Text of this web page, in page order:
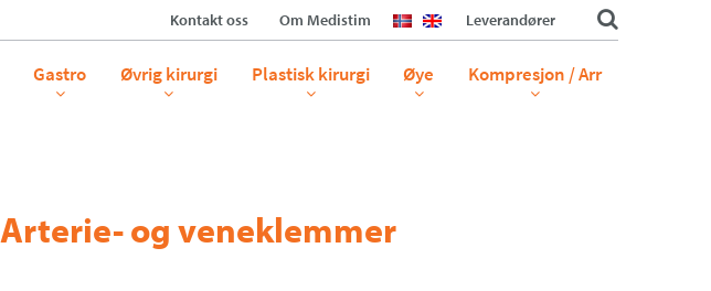
Kontakt oss Om Medistim Leverandører
Gastro Øvrig kirurgi Plastisk kirurgi Øye Kompresjon / Arr
Arterie- og veneklemmer